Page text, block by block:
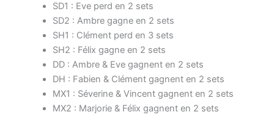
SD1 : Eve perd en 2 sets
SD2 : Ambre gagne en 2 sets
SH1 : Clément perd en 3 sets
SH2 : Félix gagne en 2 sets
DD : Ambre & Eve gagnent en 2 sets
DH : Fabien & Clément gagnent en 2 sets
MX1 : Séverine & Vincent gagnent en 2 sets
MX2 : Marjorie & Félix gagnent en 2 sets